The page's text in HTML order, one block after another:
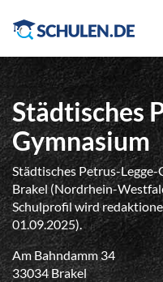
Städtisches
Gymnasium
Städtisches Petrus-
Brakel (Nordrhein-
Schulprofil wird
01.09.2025).
Am Bahndamm 34
33034 Brakel